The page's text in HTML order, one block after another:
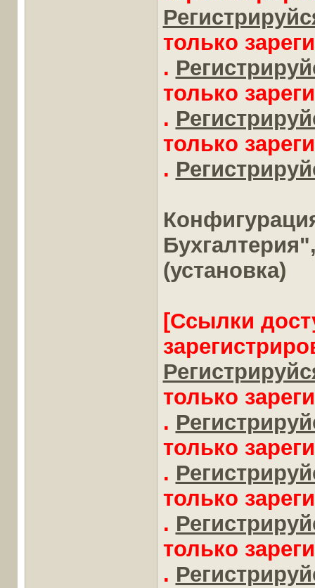
только
.
только
.
только
.
(установка)
[Ссылки
только
.
только
.
только
.
только
.